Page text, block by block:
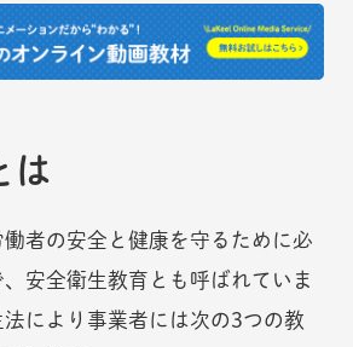
は
者の安全と健康を守るために必
安全衛生教育とも呼ばれていま
により事業者には次の3つの教